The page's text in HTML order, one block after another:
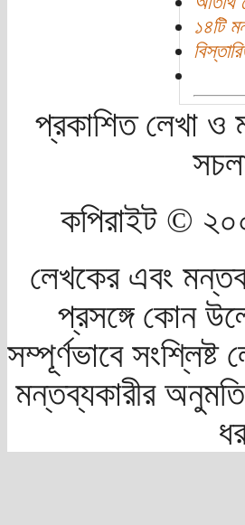
১৪টি
প্রকাশিত লেখা ও
কপিরাইট ©
লেখকের এবং
প্রসঙ্গে কোন
সম্পূর্ণভাবে
মন্তব্যকারীর